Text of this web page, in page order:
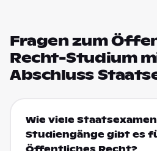
Fragen zum
Recht-Studium
Abschluss
Wie viele
Studiengänge gibt es